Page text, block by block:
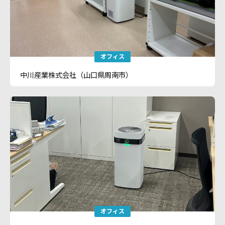
オフィス
中川産業株式会社（山口県周南市）
オフィス